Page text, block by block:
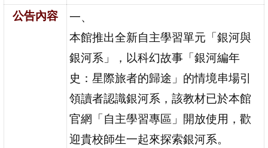
公告內容
一、
本館推出全新自主學習單元「銀河與
銀河系」，以科幻故事「銀河編年
史：星際旅者的歸途」的情境串場引
領讀者認識銀河系，該教材已於本館
官網「自主學習專區」開放使用，歡
迎貴校師生一起來探索銀河系。